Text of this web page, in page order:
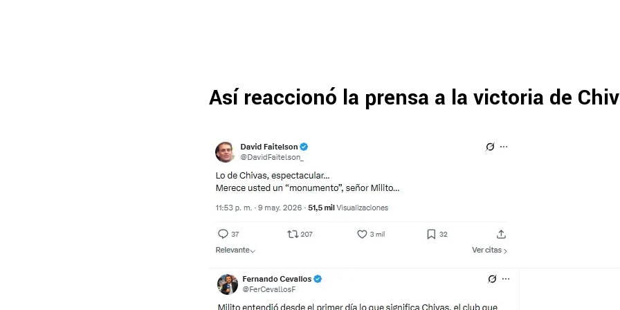
Así reaccionó la prensa a la victoria de